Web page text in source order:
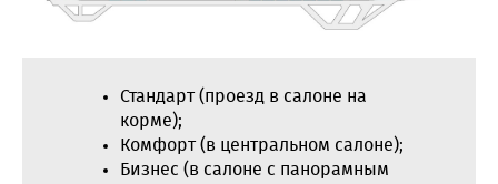
Стандарт (проезд в салоне на
корме);
Комфорт (в центральном салоне);
Бизнес (в салоне с панорамным